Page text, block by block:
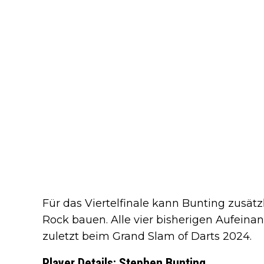
Für das Viertelfinale kann Bunting
Rock bauen. Alle vier bisherigen
zuletzt beim Grand Slam of Darts 2024.